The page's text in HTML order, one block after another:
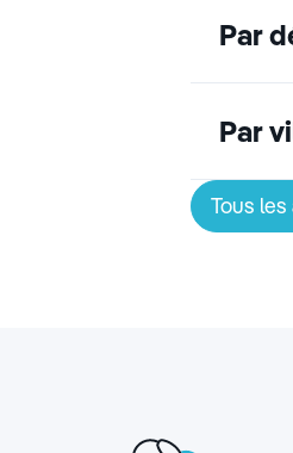
Par
Par
Tous